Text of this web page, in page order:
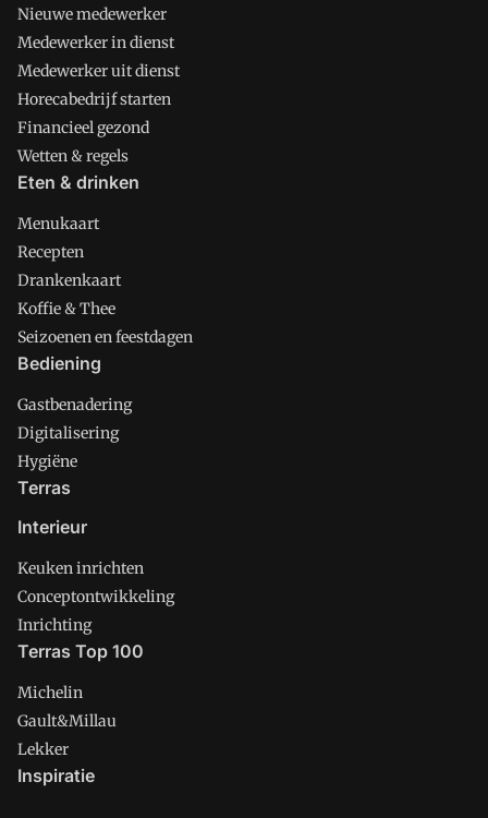
Nieuwe medewerker
Medewerker in dienst
Medewerker uit dienst
Horecabedrijf starten
Financieel gezond
Wetten & regels
Eten & drinken
Menukaart
Recepten
Drankenkaart
Koffie & Thee
Seizoenen en feestdagen
Bediening
Gastbenadering
Digitalisering
Hygiëne
Terras
Interieur
Keuken inrichten
Conceptontwikkeling
Inrichting
Terras Top 100
Michelin
Gault&Millau
Lekker
Inspiratie